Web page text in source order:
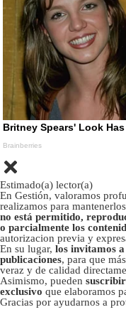
Estimado(a) lector(a)
En Gestión, valoramos
realizamos para
no está permitido,
o parcialmente los
autorizacion previa y
En su lugar, los invitamos
publicaciones, para que
veraz y de calidad
Asimismo, pueden
exclusivo que elaboramos
Gracias por ayudarnos a